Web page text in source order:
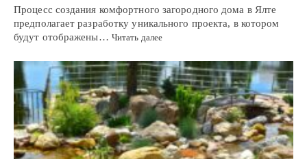
Процесс создания комфортного загородного дома в Ялте
предполагает разработку уникального проекта, в котором
будут отображены… Читать далее